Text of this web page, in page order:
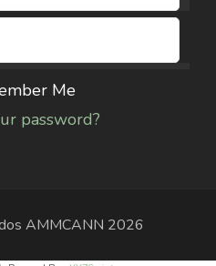
Me
password?
AMMCANN 2026